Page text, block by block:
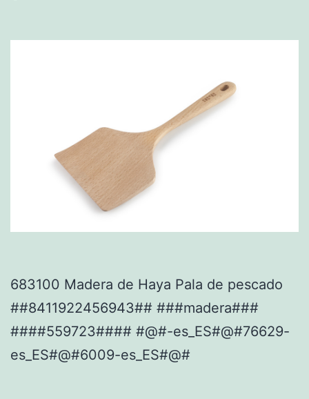
683100 Madera de Haya Pala de pescado
##8411922456943## ###madera###
####559723#### #@#-es_ES#@#76629-
es_ES#@#6009-es_ES#@#